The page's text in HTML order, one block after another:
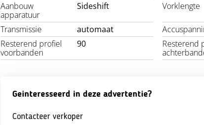
Aanbouw
apparatuur
Sideshift Vorklengte
Transmissie automaat
Resterend profiel
voorbanden
90
Resterend
Geinteresseerd in deze advertentie?
Contacteer verkoper